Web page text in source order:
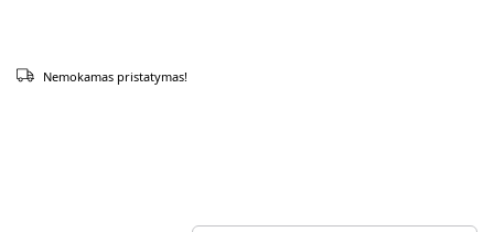
Nemokamas pristatymas!